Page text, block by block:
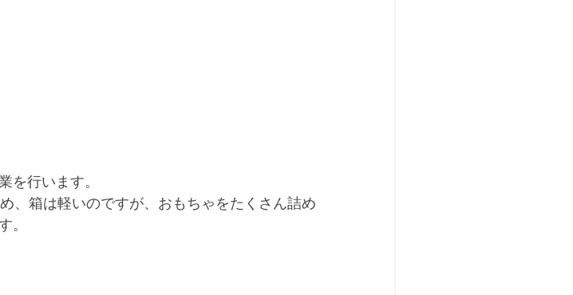
を行います。
、箱は軽いのですが、おもちゃをたくさん詰め
。